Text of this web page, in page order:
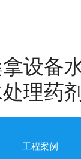
设备
理药
工程案例